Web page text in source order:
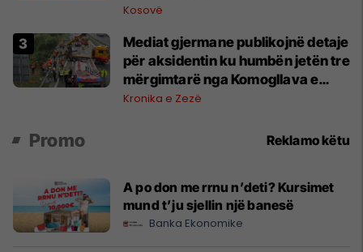
Kosovë
Mediat gjermane publikojnë detaje
për aksidentin ku humbën jetën tre
mërgimtarë nga Komogllava e
Ferizajt
Kronika e Zezë
Promo Reklamo këtu
A po don me rrnu n’deti? Kursimet
mund t’ju sjellin një banesë
Banka Ekonomike